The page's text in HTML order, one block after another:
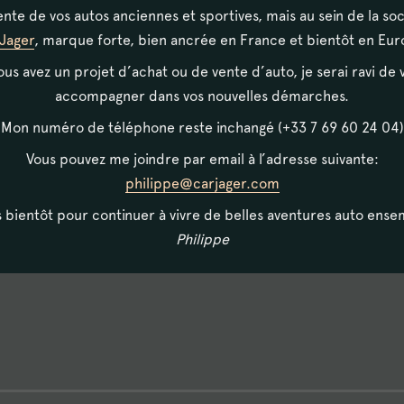
et à venir visiter notre
en plein coeur du Pays Basque.
véhicules de collection vous
de vos autos anciennes et sportives, mais au sein de la
, marque forte, bien ancrée en France et bientôt en
avez un projet d’achat ou de vente d’auto, je serai ravi de
accompagner dans vos nouvelles démarches.
Mon numéro de téléphone reste inchangé (+33 7 69 60 24 04)
Vous pouvez me joindre par email à l’adresse suivante:
philippe@carjager.com
bientôt pour continuer à vivre de belles aventures auto
Philippe